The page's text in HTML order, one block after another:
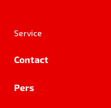
Service
Contact
Pers